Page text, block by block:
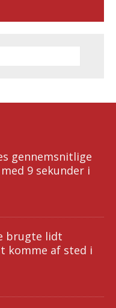
gennemsnitlige
9 sekunder i
brugte lidt
komme af sted i